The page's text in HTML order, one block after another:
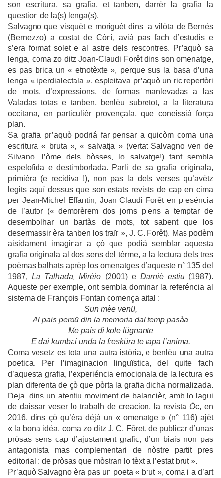
son escritura, sa grafia, et tanben, darrèr la grafia la
question de la(s) lenga(s).
Salvagno que visquèt e moriguèt dins la vilòta de Bernés
(Bernezzo) a costat de Còni, aviá pas fach d’estudis e
s’era format solet e al astre dels rescontres. Pr’aquò sa
lenga, coma zo ditz Joan-Claudi Forêt dins son omenatge,
es pas brica un « etnotèxte », perque sus la basa d’una
lenga « iperdialectala », espleitava pr’aquò un ric repertòri
de mots, d’expressions, de formas manlevadas a las
Valadas totas e tanben, benlèu subretot, a la literatura
occitana, en particulièr provençala, que coneissiá força
plan.
Sa grafia pr’aquò podriá far pensar a quicòm coma una
escritura « bruta », « salvatja » (vertat Salvagno ven de
Silvano, l’òme dels bòsses, lo salvatge!) tant sembla
espelofida e destimborlada. Parli de sa grafia originala,
primièra (e recidiva !), non pas la dels verses qu’avètz
legits aquí dessus que son estats revists de cap en cima
per Jean-Michel Effantin, Joan Claudi Forêt en preséncia
de l’autor (« demorèrem dos jorns plens a temptar de
desembolhar un bartàs de mots, tot sabent que los
desermassir èra tanben los traïr », J. C. Forêt). Mas podèm
aisidament imaginar a çò que podiá semblar aquesta
grafia originala al dos sens del tèrme, a la lectura dels tres
poèmas balhats aprèp los omenatges d’aqueste n° 135 del
1987,La Talhada, Mirèio (2001) e Darniè estiu(1987).
Aqueste per exemple, ont sembla dominar la referéncia al
sistema de François Fontan comença aital :
Sun mèe venü,
Al pais perdü din la memoria dal temp pasàa
Me pais di kole lügnante
E dai kumbai unda la fresküra te lapa l’anima.
Coma vesetz es tota una autra istòria, e benlèu una autra
poetica. Per l’imaginacion linguïstica, del quite fach
d’aquesta grafia, l’experiéncia emocionala de la lectura es
plan diferenta de çò que pòrta la grafia dicha normalizada.
Deja, dins un atentiu moviment de balancièr, amb lo lagui
de daissar veser lo trabalh de creacion, la revista Òc, en
2016, dins çò qu’èra déjà un « omenatge » (n° 116) ajèt
« la bona idéa, coma zo ditz J. C. Fôret, de publicar d’unas
pròsas sens cap d’ajustament grafic, d’un biais non pas
antagonista mas complementari de nòstre partit pres
editorial : de pròsas que mòstran lo tèxt a l’estat brut ».
Pr’aquò Salvagno èra pas un poeta « brut », coma i a d’art